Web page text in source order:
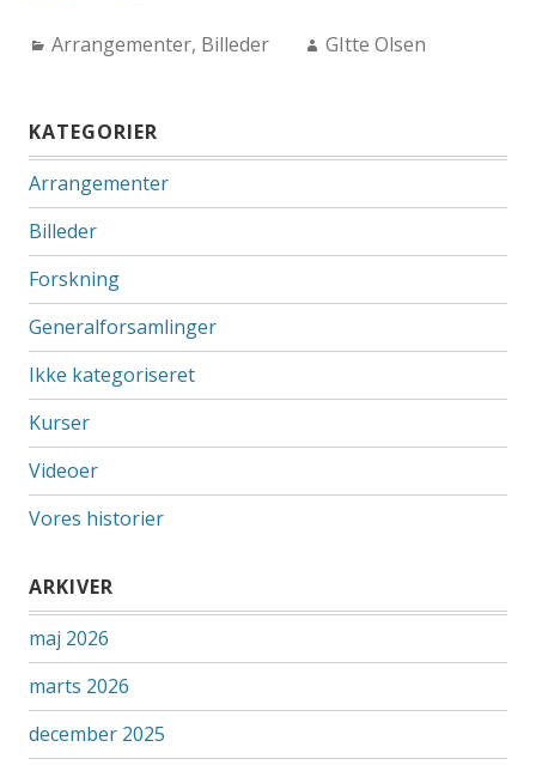
–
2006”
Categories:
Arrangementer, Billeder Author:
GItte Olsen
KATEGORIER
Arrangementer
Billeder
Forskning
Generalforsamlinger
Ikke kategoriseret
Kurser
Videoer
Vores historier
ARKIVER
maj 2026
marts 2026
december 2025